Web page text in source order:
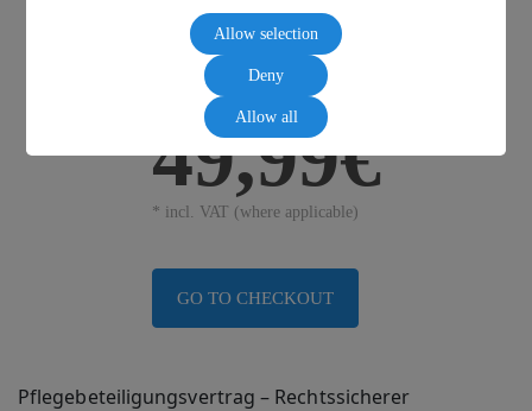
49,99€
* incl. VAT (where applicable)
GO TO CHECKOUT
Pflegebeteiligungsvertrag – Rechtssicherer
Allow selection
Deny
Allow all